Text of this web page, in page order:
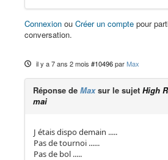
Connexionou Créer un comptepour
conversation.
il y a 7 ans 2 mois #10496 parMax
Réponse de Maxsur le sujet High
mai
J étais dispo demain .....
Pas de tournoi ......
Pas de bol .....